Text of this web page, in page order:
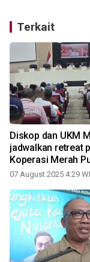
Terkait
Diskop dan UKM
jadwalkan retreat
Koperasi Merah
Malino
07 August 2025 4:29